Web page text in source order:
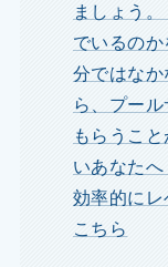
ましょう
でいるの
分ではな
ら、プー
もらうこ
いあなたへ
効率的に
こちら